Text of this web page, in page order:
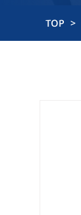
TOP >